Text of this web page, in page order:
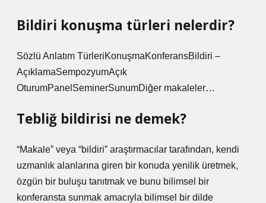
Bildiri konuşma türleri nelerdir?
Sözlü Anlatım TürleriKonuşmaKonferansBildiri –
AçıklamaSempozyumAçık
OturumPanelSeminerSunumDiğer makaleler…
Tebliğ bildirisi ne demek?
“Makale” veya “bildiri” araştırmacılar tarafından, kendi
uzmanlık alanlarına giren bir konuda yenilik üretmek,
özgün bir buluşu tanıtmak ve bunu bilimsel bir
konferansta sunmak amacıyla bilimsel bir dilde